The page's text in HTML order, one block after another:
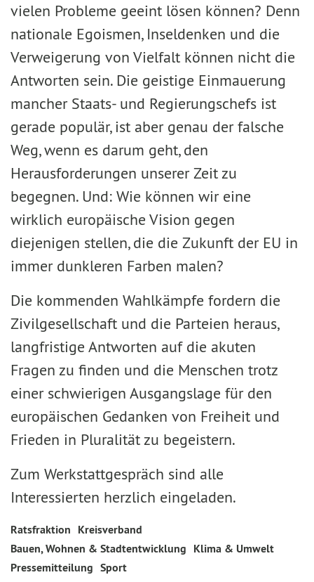
vielen Probleme geeint lösen können? Denn
nationale Egoismen, Inseldenken und die
Verweigerung von Vielfalt können nicht die
Antworten sein. Die geistige Einmauerung
mancher Staats- und Regierungschefs ist
gerade populär, ist aber genau der falsche
Weg, wenn es darum geht, den
Herausforderungen unserer Zeit zu
begegnen. Und: Wie können wir eine
wirklich europäische Vision gegen
diejenigen stellen, die die Zukunft der EU in
immer dunkleren Farben malen?
Die kommenden Wahlkämpfe fordern die
Zivilgesellschaft und die Parteien heraus,
langfristige Antworten auf die akuten
Fragen zu finden und die Menschen trotz
einer schwierigen Ausgangslage für den
europäischen Gedanken von Freiheit und
Frieden in Pluralität zu begeistern.
Zum Werkstattgespräch sind alle
Interessierten herzlich eingeladen.
Ratsfraktion Kreisverband
Bauen, Wohnen & Stadtentwicklung Klima & Umwelt
Pressemitteilung Sport